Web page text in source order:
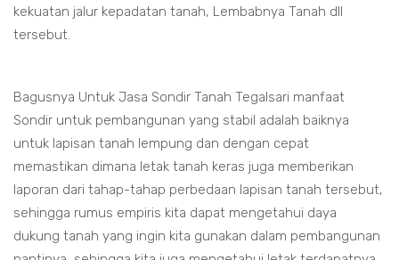
kekuatan jalur kepadatan tanah, Lembabnya Tanah dll
tersebut.
Bagusnya Untuk Jasa Sondir Tanah Tegalsari manfaat
Sondir untuk pembangunan yang stabil adalah baiknya
untuk lapisan tanah lempung dan dengan cepat
memastikan dimana letak tanah keras juga memberikan
laporan dari tahap-tahap perbedaan lapisan tanah tersebut,
sehingga rumus empiris kita dapat mengetahui daya
dukung tanah yang ingin kita gunakan dalam pembangunan